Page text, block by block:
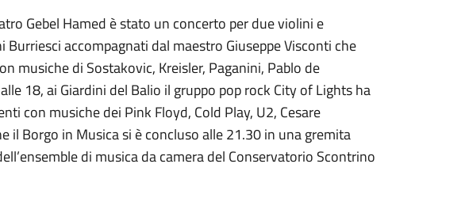
Gebel Hamed è stato un concerto per due violini e
accompagnati dal maestro Giuseppe Visconti che
musiche di Sostakovic, Kreisler, Paganini, Pablo de
18, ai Giardini del Balio il gruppo pop rock City of Lights ha
con musiche dei Pink Floyd, Cold Play, U2, Cesare
il Borgo in Musica si è concluso alle 21.30 in una gremita
di musica da camera del Conservatorio Scontrino